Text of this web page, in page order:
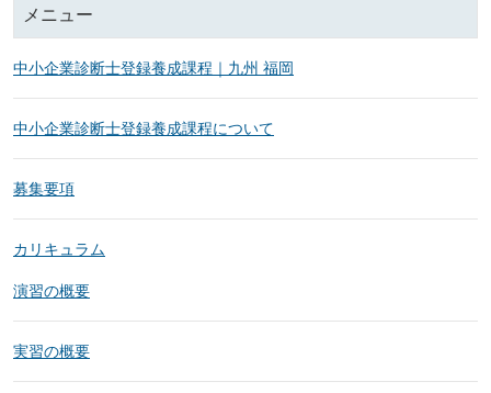
メニュー
中小企業診断士登録養成課程｜九州 福岡
中小企業診断士登録養成課程について
募集要項
カリキュラム
演習の概要
実習の概要